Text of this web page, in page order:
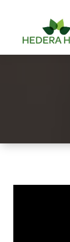
inhoud